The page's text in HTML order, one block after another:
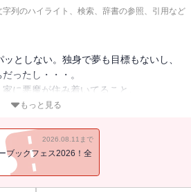
列のハイライト、検索、辞書の参照、引用など
としない。独身で夢も目標もないし、
ったし・・・。
に悪魔が住み着いてること。
するでもなく、「プラごみは分別して
の成人男性の、温かくて愛おしい日
もっと見る
2026.08.11まで
ブックフェス2026！全